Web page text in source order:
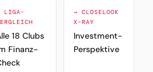
LIGA-
18 Clubs
Finanz-
→ CLOSELOOK
X-RAY
Investment-
Perspektive